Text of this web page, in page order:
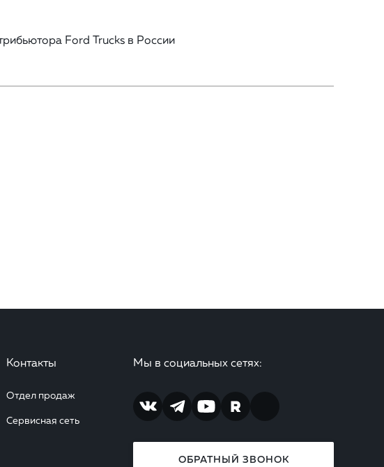
Ford Trucks в России
Контакты
Отдел продаж
Сервисная сеть
Мы в социальных сетях:
ОБРАТНЫЙ ЗВОНОК